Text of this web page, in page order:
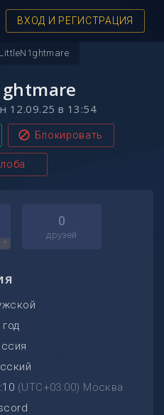
ВХОД И РЕГИСТРАЦИЯ
LittleN1ghtmare
12.09.25 в 13:54
block Блокировать
?
0
друзей
год
(UTC+03:00) Москва